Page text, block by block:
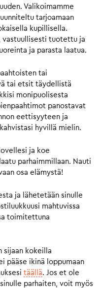
Valikoimamme
tarjoamaan
kupillisella.
vastuullisesti tuotettu ja
ja parasta laatua.
tai
tai etsit täydellistä
monipuolisesta
panostavat
eettisyyteen ja
hyvillä mielin.
ja koe
parhaimmillaan. Nauti
osa elämystä!
ja lähetetään sinulle
mahtuvissa
toimitettuna
sijaan kokeilla
pääse ikinä loppumaan
täällä. Jos et ole
parhaiten, voit myös